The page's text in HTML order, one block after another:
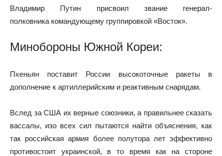
Владимир Путин присвоил звание генерал-
полковника командующему группировкой «Восток».
Минобороны Южной Кореи:
Пхеньян поставит России высокоточные ракеты в
дополнение к артиллерийским и реактивным снарядам.
Вслед за США их верные союзники, а правильнее сказать
вассалы, изо всех сил пытаются найти объяснения, как
так российская армия более полутора лет эффективно
противостоит украинской, в то время как на стороне